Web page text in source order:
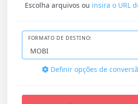
Escolha arquivos ou insira o URL
FORMATO DE DESTINO:
Definir opções de